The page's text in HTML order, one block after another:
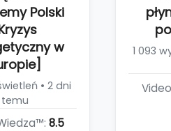
Polski
w
• 2 dni
temu
8.5
1 093